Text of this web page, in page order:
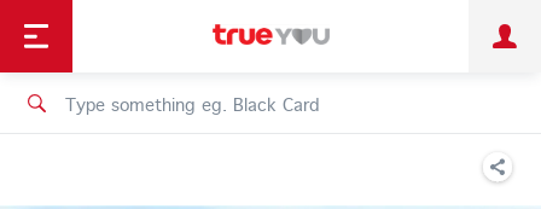
Personal Business
Shopping
เทรนด์เทคโนโลยี